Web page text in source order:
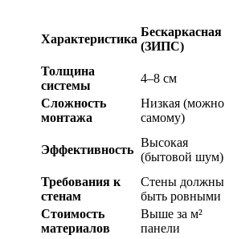
Характеристика
Бескаркасная
(ЗИПС)
Толщина
системы
4–8 см
Сложность
монтажа
Низкая (можно
самому)
Эффективность
Высокая
(бытовой шум)
Требования к
стенам
Стены должны
быть ровными
Стоимость
материалов
Выше за м²
панели